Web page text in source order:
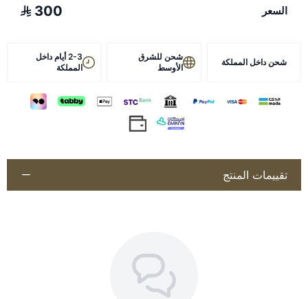
السعر 300
شحن داخل المملكة
شحن للشرق
الأوسط
2-3 أيام داخل
المملكة
تقييمات المنتج